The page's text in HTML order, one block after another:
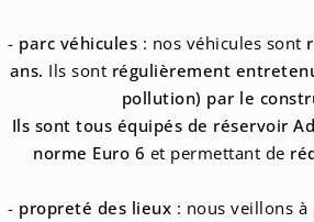
- parc véhicules : nos véhicules sont
ans. Ils sont régulièrement
pollution) par le
Ils sont tous équipés de réservoir
norme Euro 6 et permettant de
- propreté des lieux : nous veillons à